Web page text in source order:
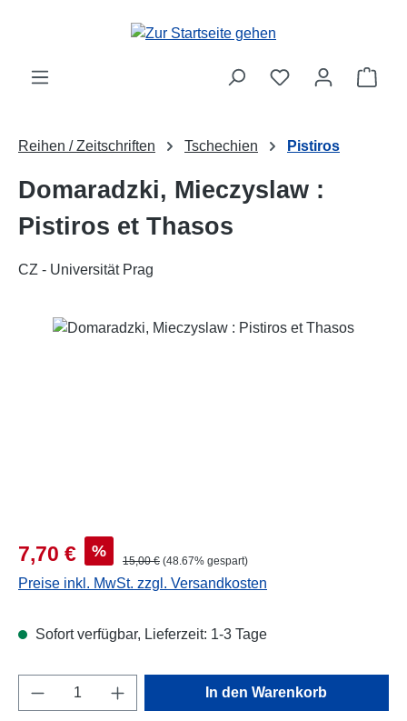
Zum Hauptinhalt springen
Reihen / Zeitschriften Tschechien Pistiros
Domaradzki, Mieczyslaw :
Pistiros et Thasos
CZ - Universität Prag
Bildergalerie überspringen
Verkaufspreis:
7,70 € % Regulärer Preis:
15,00 € (48.67% gespart)
Preise inkl. MwSt. zzgl. Versandkosten
Sofort verfügbar, Lieferzeit: 1-3 Tage
Produkt Anzahl: Gib den gewünschten
In den Warenkorb